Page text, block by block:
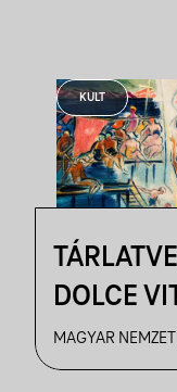
KULT
DOLCE
ÉLMÉNYE
MAGYAR